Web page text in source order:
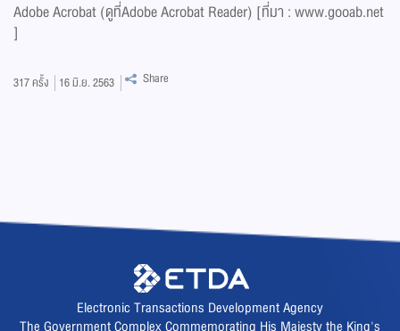
Adobe Acrobat (ดูที่Adobe Acrobat Reader) [ที่มา : www.gooab.net
]
317ครั้ง 16 มิ.ย. 2563 Share
Electronic Transactions Development Agency